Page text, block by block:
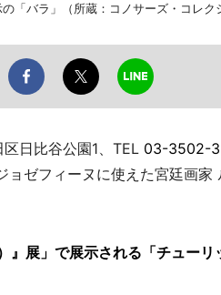
「バラ」（所蔵：コノサーズ・コレク
日比谷公園1、TEL 03-3502-
ョゼフィーヌに使えた宮廷画家
』展」で展示される「チュー